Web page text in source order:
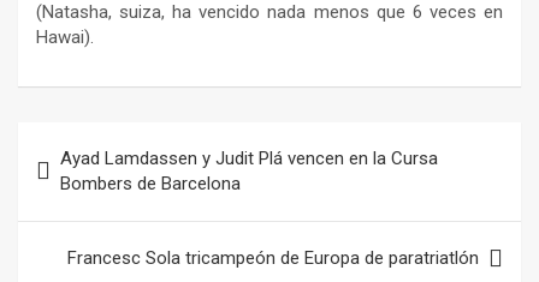
(Natasha, suiza, ha vencido nada menos que 6 veces en
Hawai).
de
entradas
Ayad Lamdassen y Judit Plá vencen en la Cursa
Bombers de Barcelona
Francesc Sola tricampeón de Europa de paratriatlón